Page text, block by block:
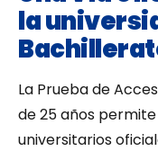
la
La Prueba de
de 25 años
universitarios